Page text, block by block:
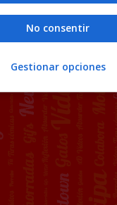
No consentir
Gestionar opciones